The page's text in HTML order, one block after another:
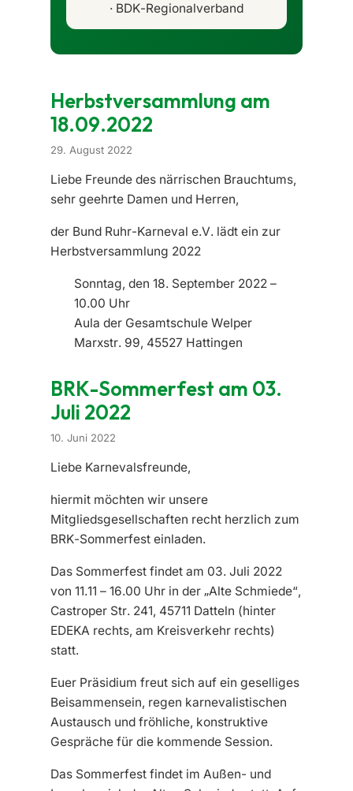
· BDK-Regionalverband
Herbstversammlung am
18.09.2022
29. August 2022
Liebe Freunde des närrischen Brauchtums,
sehr geehrte Damen und Herren,
der Bund Ruhr-Karneval e.V. lädt ein zur
Herbstversammlung 2022
Sonntag, den 18. September 2022 –
10.00 Uhr
Aula der Gesamtschule Welper
Marxstr. 99, 45527 Hattingen
BRK-Sommerfest am 03.
Juli 2022
10. Juni 2022
Liebe Karnevalsfreunde,
hiermit möchten wir unsere
Mitgliedsgesellschaften recht herzlich zum
BRK-Sommerfest einladen.
Das Sommerfest findet am 03. Juli 2022
von 11.11 – 16.00 Uhr in der „Alte Schmiede“,
Castroper Str. 241, 45711 Datteln (hinter
EDEKA rechts, am Kreisverkehr rechts)
statt.
Euer Präsidium freut sich auf ein geselliges
Beisammensein, regen karnevalistischen
Austausch und fröhliche, konstruktive
Gespräche für die kommende Session.
Das Sommerfest findet im Außen- und